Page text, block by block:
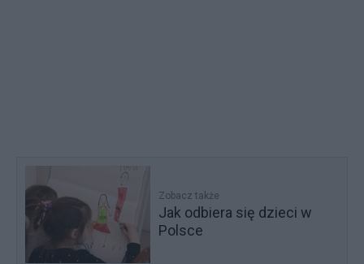
Zobacz także
Jak odbiera się dzieci w
Polsce